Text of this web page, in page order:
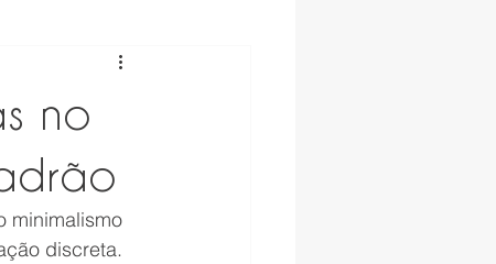
no
minimalismo
discreta.